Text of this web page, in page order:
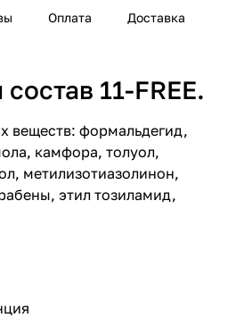
Оплата Доставка
11-FREE.
веществ: формальдегид,
камфора, толуол,
метилизотиазолинон,
этил тозиламид,